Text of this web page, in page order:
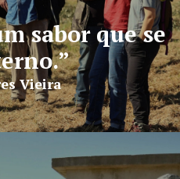
sabor que se
Vieira